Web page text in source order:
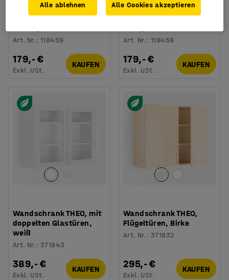
Hängeschrank THEO,
Art. Nr.:118459
179,- €
Exkl. USt.
KAUFEN
Hängeschrank THEO,
Art. Nr.:118458
179,- €
Exkl. USt.
KAUFEN
Wandschrank THEO, mit
doppelten Glastüren,
weiß
Art. Nr.:371843
389,- €
Exkl. USt.
KAUFEN
Wandschrank THEO,
Flügeltüren, Birke
Art. Nr.:371832
295,- €
Exkl. USt.
KAUFEN
Alle ablehnen Alle Cookies akzeptieren